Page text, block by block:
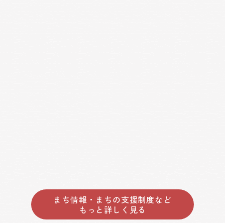
まち情報・まちの支援制度など
もっと詳しく見る